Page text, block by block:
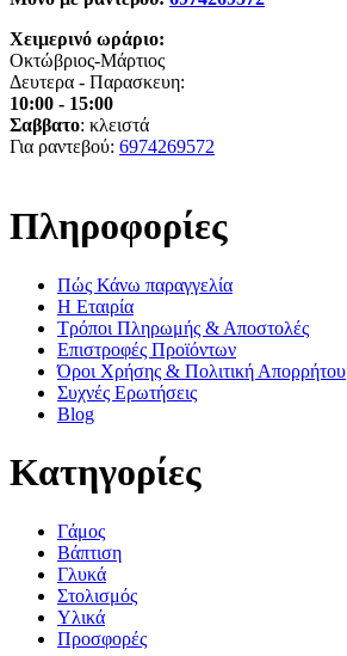
Χειμερινό ωράριο:
Οκτώβριος-Μάρτιος
Δευτερα - Παρασκευη:
10:00 - 15:00
Σαββατο: κλειστά
Για ραντεβού: 6974269572
Πληροφορίες
Πώς Κάνω παραγγελία
Η Εταιρία
Τρόποι Πληρωμής & Αποστολές
Επιστροφές Προϊόντων
Όροι Χρήσης & Πολιτική Απορρήτου
Συχνές Ερωτήσεις
Blog
Κατηγορίες
Γάμος
Βάπτιση
Γλυκά
Στολισμός
Υλικά
Προσφορές